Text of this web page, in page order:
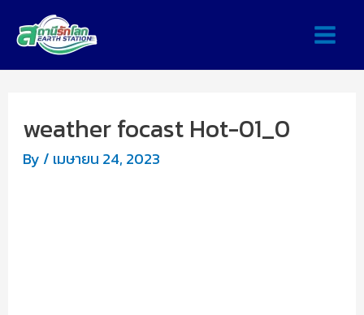
weather focast Hot-01_0
By / เมษายน 24, 2023